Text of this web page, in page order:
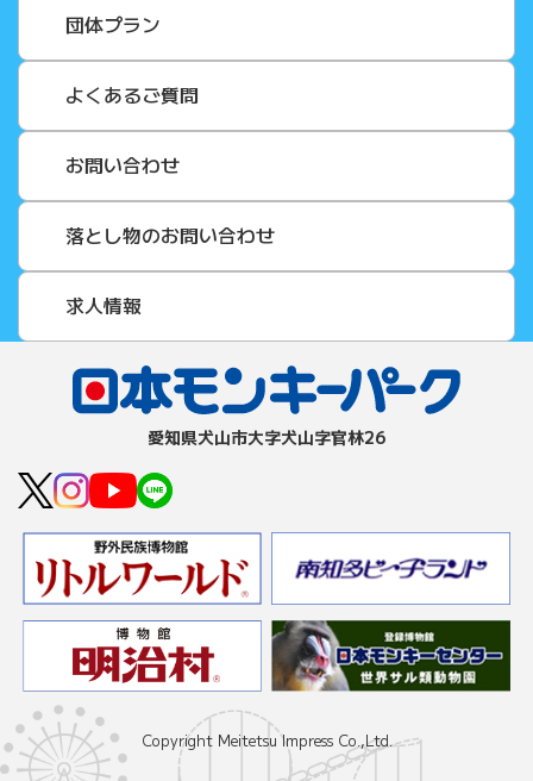
団体プラン
よくあるご質問
お問い合わせ
落とし物のお問い合わせ
求人情報
愛知県⽝⼭市⼤字⽝⼭字官林26
Copyright Meitetsu Impress Co.,Ltd.